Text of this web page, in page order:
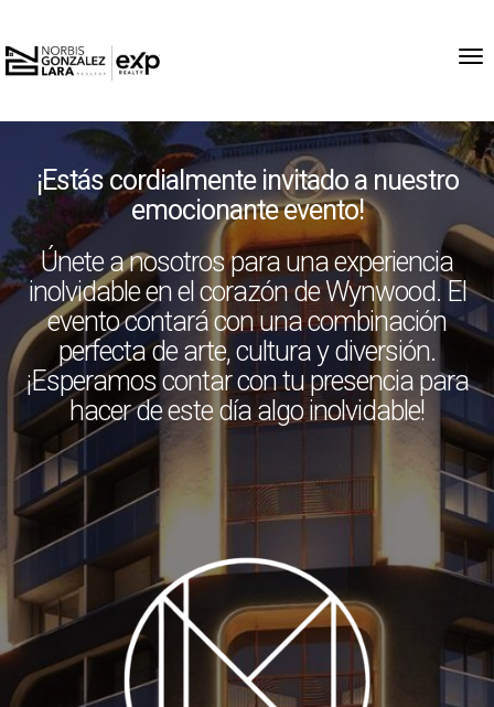
¡Estás cordialmente invitado a nuestro
emocionante evento!
Únete a nosotros para una experiencia
inolvidable en el corazón de Wynwood. El
evento contará con una combinación
perfecta de arte, cultura y diversión.
¡Esperamos contar con tu presencia para
hacer de este día algo inolvidable!